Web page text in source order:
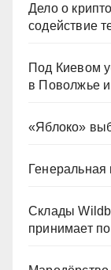
Дело о
содействие
Под Киевом
в Поволжье
«Яблоко»
Генеральная
Склады
принимает